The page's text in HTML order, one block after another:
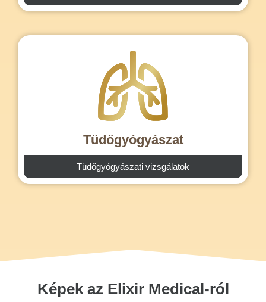
Tüdőgyógyászat
Tüdőgyógyászati vizsgálatok
Képek az Elixir Medical-ról